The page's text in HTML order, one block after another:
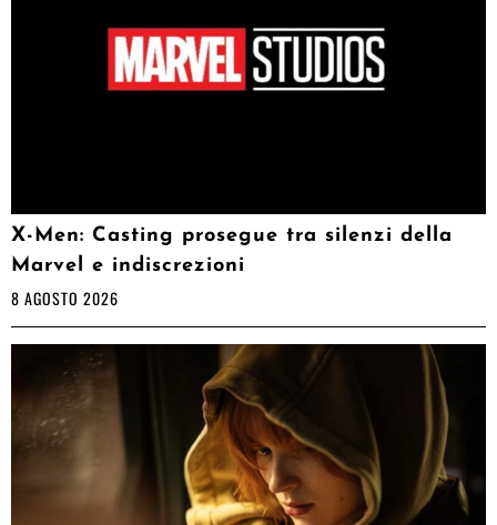
X-Men: Casting prosegue tra silenzi della
Marvel e indiscrezioni
8 AGOSTO 2026